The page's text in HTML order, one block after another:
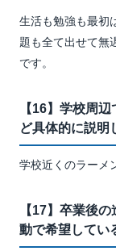
生活も勉強も最初
題も全て出せて無
です。
【16】学校周
ど具体的に説明
学校近くのラーメ
【17】卒業後
動で希望してい